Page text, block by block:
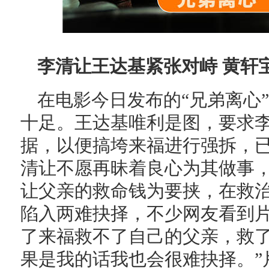
李清让王达基紧张对峙 黄轩
在电影今日发布的“兄弟离
十足。王达基唯利是图，要求
据，以便搞垮来福进行强拆，
清让不愿再昧着良心为其做事
让父亲的救命钱为要挟，在救
陷入两难抉择，不少网友看到
了来福救不了自己的父亲，救
果是我的话我也会很难抉择。